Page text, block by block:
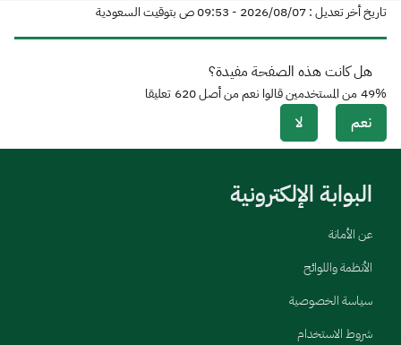
تاريخ أخر تعديل : 07‏/08‏/2026 - 09:53 ص بتوقيت السعودية
هل كانت هذه الصفحة مفيدة؟
نعم لا
49%من المستخدمين قالوا نعم من أصل620 تعليقا
البوابة الإلكترونية
عن الأمانة
الأنظمة واللوائح
سياسة الخصوصية
شروط الاستخدام